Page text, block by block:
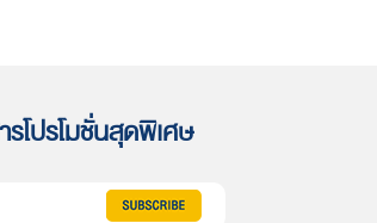
รโปรโมชั่นสุดพิเศษ